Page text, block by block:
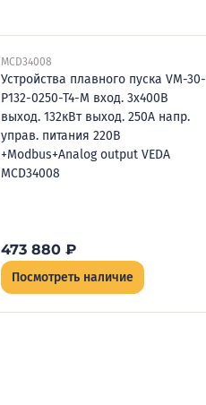
MCD34008
Устройства плавного пуска VM-30-
P132-0250-T4-M вход. 3х400В
выход. 132кВт выход. 250А напр.
управ. питания 220В
+Modbus+Analog output VEDA
MCD34008
473 880 ₽
Посмотреть наличие